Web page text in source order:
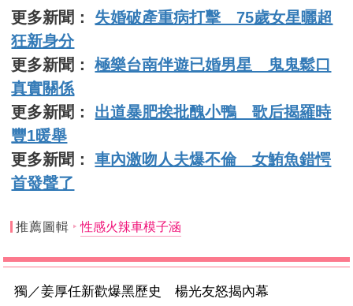
更多新聞： 失婚破產重病打擊 75歲女星曬超
狂新身分
更多新聞：極樂台南伴遊已婚男星 鬼鬼鬆口
真實關係
更多新聞： 出道暴肥挨批醜小鴨 歌后揭羅時
豐1暖舉
更多新聞：車內激吻人夫爆不倫 女鮪魚錯愕
首發聲了
推薦圖輯 性感火辣車模子涵
獨／姜厚任新歡爆黑歷史 楊光友怒揭內幕